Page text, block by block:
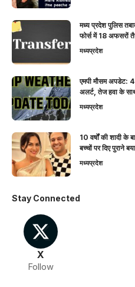
मध्य प्रदेश पुलिस
फोर्स में 18 अफसरों
मध्यप्रदेश
एमपी मौसम अपडेट:
अलर्ट, तेज हवा के साथ
मध्यप्रदेश
10 वर्षों की शादी के
बच्चों पर दिए पुराने
मध्यप्रदेश
Stay Connected
X
Follow